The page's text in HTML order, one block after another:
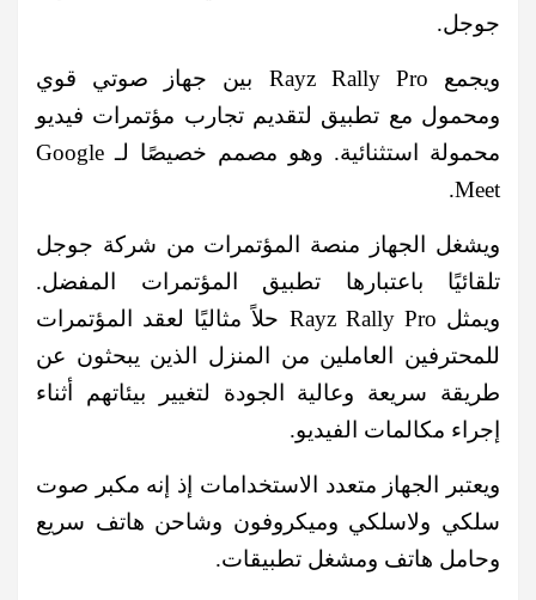
جوجل.
ويجمع Rayz Rally Pro بين جهاز صوتي قوي
ومحمول مع تطبيق لتقديم تجارب مؤتمرات فيديو
محمولة استثنائية. وهو مصمم خصيصًا لـ Google
Meet.
ويشغل الجهاز منصة المؤتمرات من شركة جوجل
تلقائيًا باعتبارها تطبيق المؤتمرات المفضل.
ويمثل Rayz Rally Pro حلاً مثاليًا لعقد المؤتمرات
للمحترفين العاملين من المنزل الذين يبحثون عن
طريقة سريعة وعالية الجودة لتغيير بيئاتهم أثناء
إجراء مكالمات الفيديو.
ويعتبر الجهاز متعدد الاستخدامات إذ إنه مكبر صوت
سلكي ولاسلكي وميكروفون وشاحن هاتف سريع
وحامل هاتف ومشغل تطبيقات.